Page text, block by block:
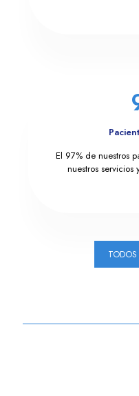
El 97% de nuestros
nuestros